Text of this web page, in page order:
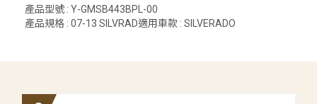
產品型號 : Y-GMSB443BPL-00
產品規格 : 07-13 SILVRAD適用車款 : SILVERADO